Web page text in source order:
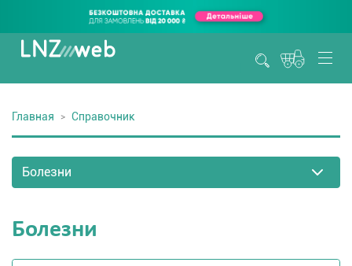
Главная Справочник
Болезни